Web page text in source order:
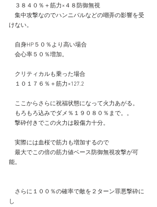
３８４０％＋筋力×４８防御無視
集中攻撃なのでハンニバルなどの嘲弄の影響を受
けない。
自身HP５０％より高い場合
会心率５０％増加。
クリティカルも乗った場合
１０１７６％＋筋力×127.2
ここからさらに祝福状態になって火力あがる。
もろもろ込みでダメ％１９０８０％まで。。
撃砕付きでこの火力は殺傷力十分。
実際には血桜で筋力も増加するので
最大でこの倍の筋力値ベース防御無視攻撃が可
能。
さらに１００％の確率で敵を２ターン罪悪撃砕に
し